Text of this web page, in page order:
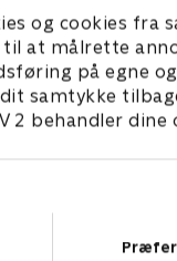
og cookies fra
til at målrette
på egne
samtykke
2 behandler dine